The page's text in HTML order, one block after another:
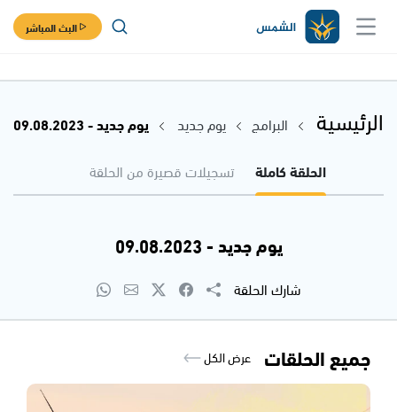
البث المباشر
الرئيسية البرامج يوم جديد
يوم جديد - 09.08.2023
الحلقة كاملة
تسجيلات قصيرة من الحلقة
يوم جديد - 09.08.2023
شارك الحلقة
جميع الحلقات عرض الكل